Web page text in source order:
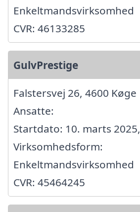
Enkeltmandsvirksomhed
CVR: 46133285
GulvPrestige
Falstersvej 26, 4600 Køge
Ansatte:
Startdato: 10. marts 2025,
Virksomhedsform:
Enkeltmandsvirksomhed
CVR: 45464245